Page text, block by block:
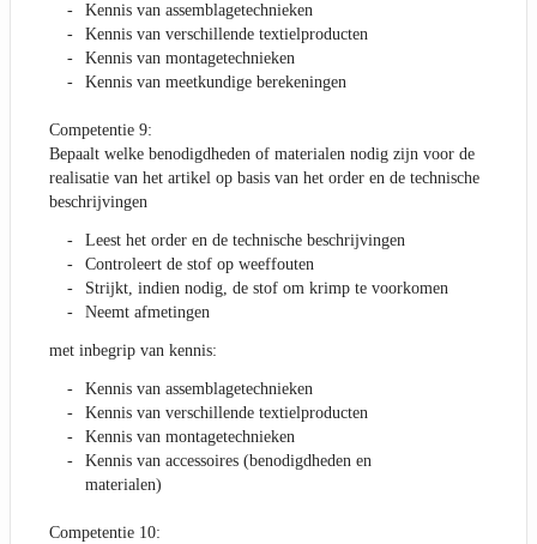
Kennis van assemblagetechnieken
Kennis van verschillende textielproducten
Kennis van montagetechnieken
Kennis van meetkundige berekeningen
Competentie 9:
Bepaalt welke benodigdheden of materialen nodig zijn voor de
realisatie van het artikel op basis van het order en de technische
beschrijvingen
Leest het order en de technische beschrijvingen
Controleert de stof op weeffouten
Strijkt, indien nodig, de stof om krimp te voorkomen
Neemt afmetingen
met inbegrip van kennis:
Kennis van assemblagetechnieken
Kennis van verschillende textielproducten
Kennis van montagetechnieken
Kennis van accessoires (benodigdheden en
materialen)
Competentie 10: